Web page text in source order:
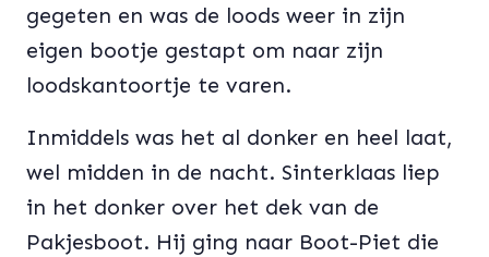
gegeten en was de loods weer in zijn
eigen bootje gestapt om naar zijn
loodskantoortje te varen.
Inmiddels was het al donker en heel laat,
wel midden in de nacht. Sinterklaas liep
in het donker over het dek van de
Pakjesboot. Hij ging naar Boot-Piet die